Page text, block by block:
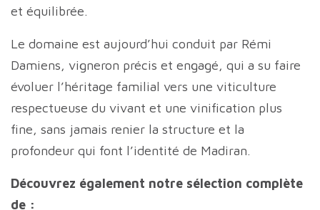
et équilibrée.
Le domaine est aujourd’hui conduit par Rémi
Damiens, vigneron précis et engagé, qui a su faire
évoluer l’héritage familial vers une viticulture
respectueuse du vivant et une vinification plus
fine, sans jamais renier la structure et la
profondeur qui font l’identité de Madiran.
Découvrez également notre sélection complète
de :